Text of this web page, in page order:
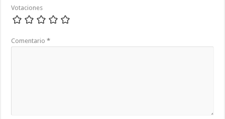
Votaciones
Comentario*